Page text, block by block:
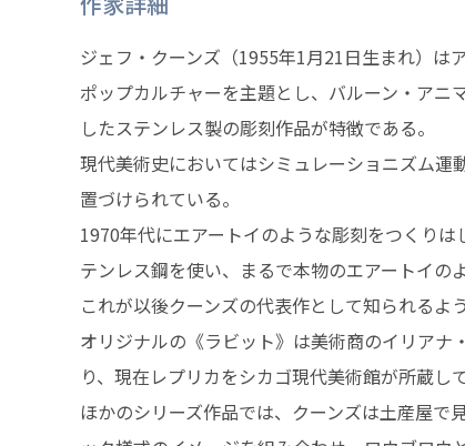
ジェフ・クーンズ（1955年1月21日生まれ）は
ポップカルチャーを主題とし、バルーン・アニ
したステンレス製の彫刻作品が特徴である。
現代美術史においてはシミュレーショニズム運
置づけられている。
1970年代にエアートイのような彫刻をつくり
テンレス鋼を使い、まるで本物のエアートイの
これが以後クーンズの代表作として知られるよ
オリジナルの《ラビット》は美術商のイリアナ
り、現在レプリカをシカゴ現代美術館が所蔵し
ほかのシリーズ作品では、クーンズは土産屋で